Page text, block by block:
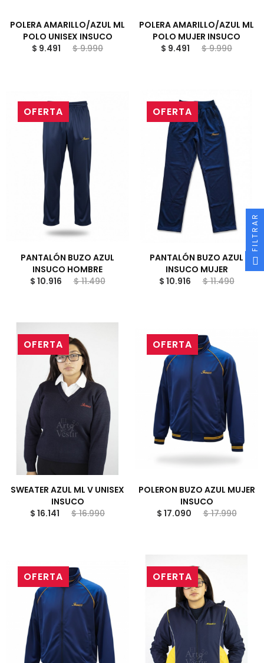
POLERA AMARILLO/AZUL ML
POLO UNISEX INSUCO
$ 9.491
$ 9.990
POLERA AMARILLO/AZUL ML
POLO MUJER INSUCO
$ 9.491
$ 9.990
OFERTA
PANTALÓN BUZO AZUL
INSUCO HOMBRE
$ 10.916
$ 11.490
OFERTA
PANTALÓN BUZO AZUL
INSUCO MUJER
$ 10.916
$ 11.490
OFERTA
SWEATER AZUL ML V UNISEX
INSUCO
$ 16.141
$ 16.990
OFERTA
POLERON BUZO AZUL MUJER
INSUCO
$ 17.090
$ 17.990
OFERTA OFERTA
FILTRAR